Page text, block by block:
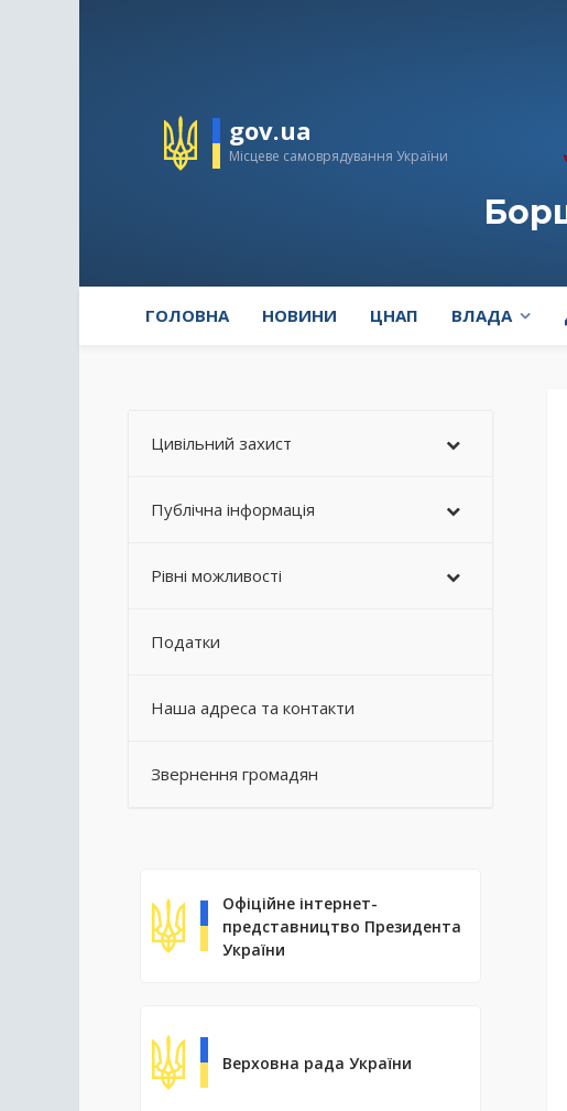
gov.ua
Місцеве самоврядування України
ГОЛОВНА НОВИНИ ЦНАП ВЛАДА
Цивільний захист
Публічна інформація
Рівні можливості
Податки
Наша адреса та контакти
Звернення громадян
Офіційне інтернет-
представництво Президента
України
Верховна рада України